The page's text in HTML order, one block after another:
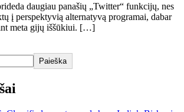
daugiau panašių „Twitter“ funkcijų, nes
į perspektyvią alternatyvą programai, dabar
meta gijų iššūkiui. […]
Paieška